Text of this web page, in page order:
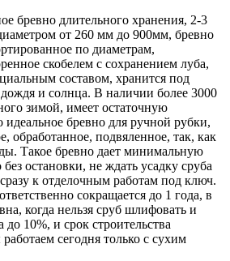
бревно длительного хранения, 2-3
от 260 мм до 900мм, бревно
по диаметрам,
скобелем с сохранением луба,
составом, хранится под
и солнца. В наличии более 3000
зимой, имеет остаточную
бревно для ручной рубки,
обработанное, подвяленное, так, как
Такое бревно дает минимальную
остановки, не ждать усадку сруба
к отделочным работам под ключ.
сокращается до 1 года, в
когда нельзя сруб шлифовать и
до 10%, и срок строительства
сегодня только с сухим